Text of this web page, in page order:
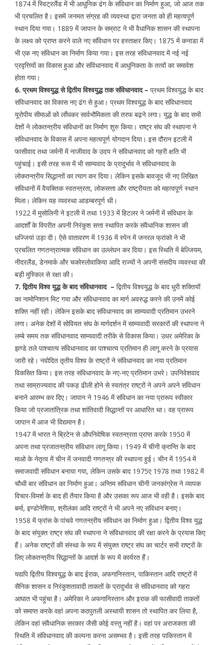
1874 में स्विट्रलैंड में भी आधुनिक ढंग के संविधान का निर्माण हुआ, जो आज तक
भी प्रचलित है। इसमें जनमत संग्रह की व्यवस्था द्वारा जनता को ही महत्वपूर्ण
स्थान दिया गया। 1889 में जापान के सम्राट ने भी वैधानिक शासन की स्थापना
के लक्ष्य को प्राप्त करने वाले नए संविधान पर हस्ताक्षर किए। 1875 में कनाडा में
भी एक नए संविधान का निर्माण किया गया। इस तरह संविधानवाद में नई नई
प्रवृत्तियों का विकास हुआ और संविधानवाद में आधुनिकता के तत्वों का समावेश
होता गया।
6. प्रथम विश्वयुद्ध से द्वितीय विश्वयुद्ध तक संविधानवाद – प्रथम विश्वयुद्ध के बाद
संविधानवाद का विकास नए ढंग से हुआ। प्रथम विश्वयुद्ध के बाद संविधानवाद
यूरोपीय सीमाओं को लाँघकर सार्वभौमिकता की तरफ बढ़ने लगा। युद्ध के बाद सभी
देशों ने लोकतन्त्रीय संविधानों का निर्माण शुरु किया। राष्ट्र संघ की स्थापना ने
संविधानवाद के विकास में अपना महत्वपूर्ण योगदान दिया। इस दौरान इटली में
फासीवाद तथा जर्मनी में नाजीवाद के उदय ने संविधानवाद को गहरी क्षति भी
पहुंचाई। इसी तरह रूस में भी साम्यवाद के प्रादुर्भाव ने संविधानवाद के
लोकतन्त्रीय सिद्धान्तों का त्याग कर दिया। लेकिन इसके बावजूद भी नए लिखित
संविधानों में वैयक्तिक स्वतन्त्रता, लोकसत्ता और राष्ट्रीयता को महत्वपूर्ण स्थान
मिला। लेकिन यह व्यवस्था आडम्बरपूर्ण थी।
1922 में मुसोलिनी ने इटली में तथा 1933 में हिटलर ने जर्मनी में संविधान के
आदर्शों के विपरीत अपनी निरंकुश सत्ता स्थापित करके संवैधानिक शासन की
धज्जियां उड़ा दी। ऐसे वातावरण में 1936 में स्पेन में जनरल फ्रांको ने भी
प्रचलित गणतन्त्रात्मक संविधान का उल्लंघन कर दिया। इस स्थिति में बेल्जियम,
नीदरलैंड, डेनमार्क और चकोस्लोवाकिया आदि राज्यों ने अपनी संसदीय व्यवस्था की
बड़ी मुस्किल से रक्षा की।
7. द्वितीय विश्व युद्ध के बाद संविधानवाद – द्वितीय विश्वयुद्ध के बाद धुरी शक्तियों
का नामोनिशान मिट गया और संविधानवाद का मार्ग अवरुद्ध करने की उनमें कोई
शक्ति नहीं रही। लेकिन इसके बाद संविधानवाद का साम्यवादी प्रतिमान उभरने
लगा। अनेक देशों में सोवियत संघ के मार्गदर्शन में साम्यवादी सरकारों की स्थापना ने
लम्बे समय तक संविधानवाद साम्यवादी तरीके से विकास किया। उधर अमेरिका के
झण्डे तले पाश्चात्य संविधानवाद का पाश्चात्य प्रतिमान ही लागू करने के प्रयास
जारी रहे। नवोदित तृतीय विश्व के राष्ट्रों ने संविधानवाद का नया प्रतिमान
विकसित किया। इस तरह संविधानवाद के नए-नए प्रतिमान उभरे। उपनिवेशवाद
तथा साम्राज्यवाद की पकड़ ढीली होने से स्वतंत्र राष्ट्रों ने अपने अपने संविधान
बनाने आरम्भ कर दिए। जापान ने 1946 में संविधान का नया प्रारूप स्वीकार
किया जो प्रजातांत्रिक तथा शांतिवादी सिद्धान्तों पर आधारित था। वह प्रारूप
जापान में आज भी विद्यमान है।
1947 में भारत ने ब्रिटेन से औपनिवेषिक स्वतन्त्रता प्राप्त करके 1950 में
अपना तथा प्रजातन्त्रीय संविधान लागू किया। 1949 में चीनी क्रान्ति के बाद
माओ के नेतृत्व में चीन में जनवादी गणतन्त्र की स्थापना हुई। चीन में 1954 में
समाजवादी संविधान बनाया गया, लेकिन उसके बाद 1975ए 1978 तथा 1982 में
चौथी बार संविधान का निर्माण हुआ। अन्तिम संविधान चीनी जनकांग्रेस ने व्यापक
विचार-विमर्श के बाद ही तैयार किया है और उसका रूप आज भी वही है। इसके बाद
बर्मा, इण्डोनेशिया, श्रीलंका आदि राष्ट्रों ने भी अपने नए संविधान बनाए।
1958 में फ्रांस के पांचवे गणतन्त्रीय संविधान का निर्माण हुआ। द्वितीय विश्व युद्ध
के बाद संयुक्त राष्ट्र संघ की स्थापना ने संविधानवाद की रक्षा करने के प्रयास किए
हैं। अनेक राष्ट्रों की संस्था के रूप में संयुक्त राष्ट्र संघ का चार्टर सभी राष्ट्रों के
लिए लोकतन्त्रीय सिद्धान्तों के आदर्श के रूप में कार्यरत हैं।
यद्यपि द्वितीय विश्वयुद्ध के बाद ईराक, अफगानिस्तान, पाकिस्तान आदि राष्ट्रों में
सैनिक शासन व निरंकुशतावादी ताकतों के प्रादुर्भाव से संविधानवाद को गहरा
आघात भी पहुंचा है। अमेरिका ने अफगानिस्तान और इराक की फासीवादी ताकतों
को समाप्त करके वहां अपना कठपुतली अस्थायी शासन तो स्थापित कर लिया है,
लेकिन वहां संवैधानिक सरकार जैसी कोई वस्तु नहीं है। वहां पर अराजकता की
स्थिति में संविधानवाद की कल्पना करना असम्भव है। इसी तरह पाकिस्तान में